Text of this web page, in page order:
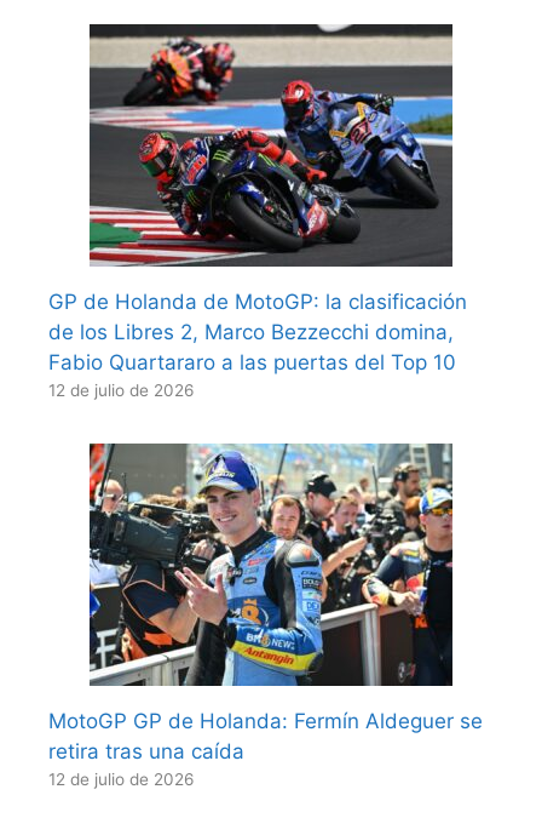
GP de Holanda de MotoGP: la clasificación
de los Libres 2, Marco Bezzecchi domina,
Fabio Quartararo a las puertas del Top 10
12 de julio de 2026
MotoGP GP de Holanda: Fermín Aldeguer se
retira tras una caída
12 de julio de 2026